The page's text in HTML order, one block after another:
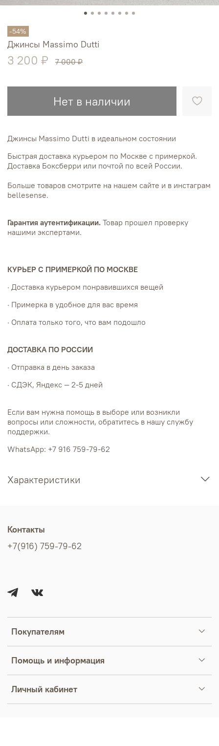
-54%
Джинсы Massimo Dutti
3 200 ₽ 7 000 ₽
Нет в наличии
Джинсы Massimo Dutti в идеальном состоянии
Быстрая доставка курьером по Москве с примеркой.
Доставка Боксберри или почтой по всей России.
Больше товаров смотрите на нашем сайте и в инстаграм
bellesense.
Гарантия аутентификации. Товар прошел проверку
нашими экспертами.
КУРЬЕР С ПРИМЕРКОЙ ПО МОСКВЕ
· Доставка курьером понравившихся вещей
· Примерка в удобное для вас время
· Оплата только того, что вам подошло
ДОСТАВКА ПО РОССИИ
· Отправка в день заказа
· СДЭК, Яндекс — 2-5 дней
Если вам нужна помощь в выборе или возникли
вопросы или сложности, обратитесь в нашу службу
поддержки.
WhatsApp: +7 916 759-79-62
Характеристики
Покупателям
Помощь и информация
Личный кабинет
Контакты
+7(916) 759-79-62